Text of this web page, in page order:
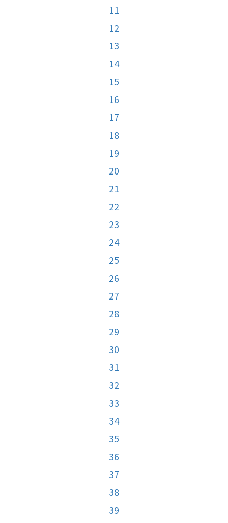
11
12
13
14
15
16
17
18
19
20
21
22
23
24
25
26
27
28
29
30
31
32
33
34
35
36
37
38
39